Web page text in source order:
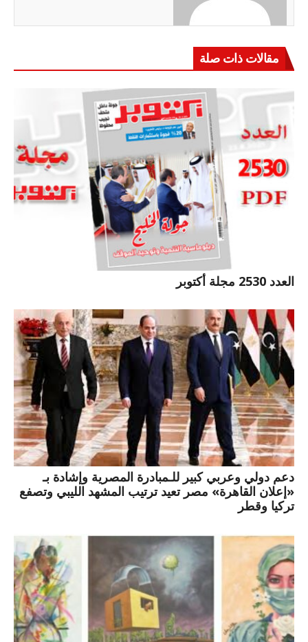
مقالات ذات صلة
العدد 2530 مجلة أكتوبر
دعم دولي وعربي كبير للـمبادرة المصرية وإشادة بـ
«إعلان القاهرة» مصر تعيد ترتيب المشهد الليبي وتصفع
تركيا وقطر